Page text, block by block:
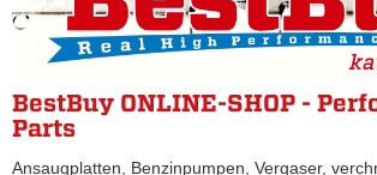
BestBuy ONLINE-SHOP -
Parts
Ansaugplatten, Benzinpumpen, Vergaser,